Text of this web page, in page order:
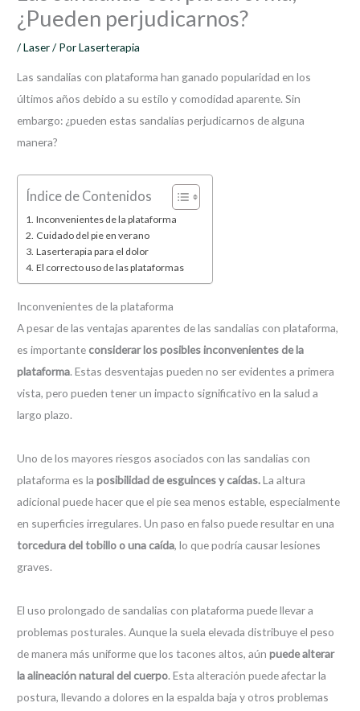
¿Pueden perjudicarnos?
/Laser/ PorLaserterapia
Las sandalias con plataforma han ganado popularidad en los
últimos años debido a su estilo y comodidad aparente. Sin
embargo: ¿pueden estas sandalias perjudicarnos de alguna
manera?
Índice de Contenidos
Inconvenientes de la plataforma
Cuidado del pie en verano
Laserterapia para el dolor
El correcto uso de las plataformas
Inconvenientes de la plataforma
A pesar de las ventajas aparentes de las sandalias con plataforma,
es importante considerar los posibles inconvenientes de la
plataforma. Estas desventajas pueden no ser evidentes a primera
vista, pero pueden tener un impacto significativo en la salud a
largo plazo.
Uno de los mayores riesgos asociados con las sandalias con
plataforma es laposibilidad de esguinces y caídas.La altura
adicional puede hacer que el pie sea menos estable, especialmente
en superficies irregulares. Un paso en falso puede resultar en una
torcedura del tobillo o una caída, lo que podría causar lesiones
graves.
El uso prolongado de sandalias con plataforma puede llevar a
problemas posturales. Aunque la suela elevada distribuye el peso
de manera más uniforme que los tacones altos, aúnpuede alterar
la alineación natural del cuerpo. Esta alteración puede afectar la
postura, llevando a dolores en la espalda baja y otros problemas